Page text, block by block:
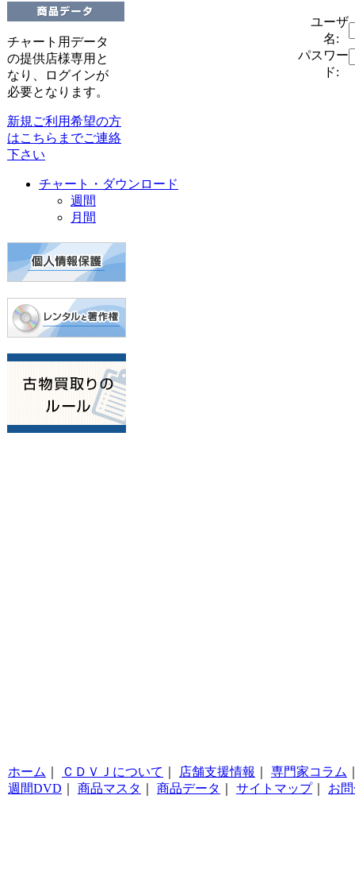
チャート用データ
の提供店様専用と
なり、ログインが
必要となります。
新規ご利用希望の方
はこちらまでご連絡
下さい
チャート・ダウンロード
週間
月間
ユーザ
名:
パスワー
ド:
ホーム ＣＤＶＪについて 店舗支援情報 専門家コラム
週間DVD
商品マスタ 商品データ サイトマップ｜ お